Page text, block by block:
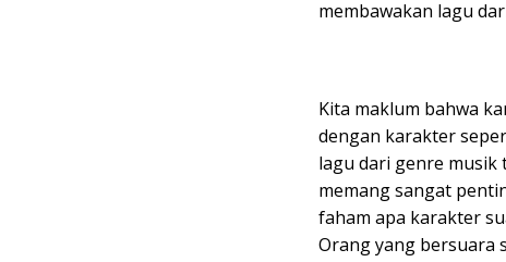
membawakan lagu
Kita maklum bahwa
dengan karakter
lagu dari genre musik
memang sangat
faham apa karakter
Orang yang bersuara